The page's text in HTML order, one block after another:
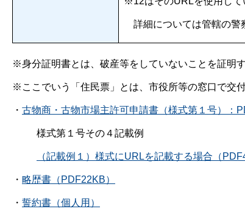
詳細については管轄の警
※身分証明書とは、破産等をしていないことを証明
※ここでいう「住民票」とは、市役所等の窓口で交
・ 古物商・古物市場主許可申請書（様式第１号）：
様式第１号その４記載例
（記載例１）様式にURLを記載する場合（
・ 略歴書（PDF22KB）
・ 誓約書（個人用）